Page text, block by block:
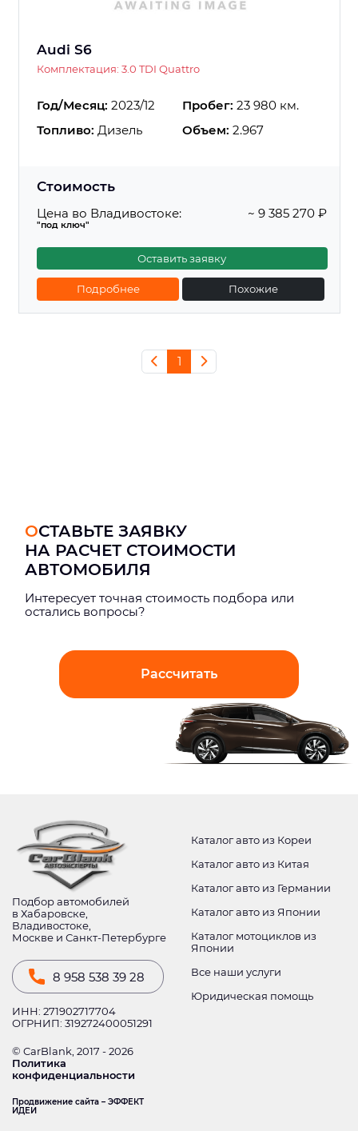
Audi S6
Комплектация: 3.0 TDI Quattro
Год/Месяц: 2023/12 Пробег: 23 980 км.
Топливо: Дизель Объем: 2.967
Стоимость
Цена во Владивостоке:
"под ключ"
~ 9 385 270 ₽
Оставить заявку
Подробнее Похожие
1
ОСТАВЬТЕ ЗАЯВКУ
НА РАСЧЕТ СТОИМОСТИ
АВТОМОБИЛЯ
Интерeсует точная стоимость подбора или
остались вопросы?
Рассчитать
Подбор автомобилей
в Хабаровске,
Владивостоке,
Москве и Санкт-Петербурге
8 958 538 39 28
ИНН: 271902717704
ОГРНИП: 319272400051291
© CarBlank, 2017 - 2026
Политика
конфиденциальности
Продвижение сайта – ЭФФЕКТ
ИДЕИ
Каталог авто из Кореи
Каталог авто из Китая
Каталог авто из Германии
Каталог авто из Японии
Каталог мотоциклов из
Японии
Все наши услуги
Юридическая помощь